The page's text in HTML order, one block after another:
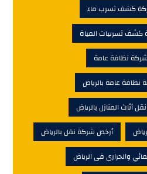
كشف تسرب ماء
تسريبات المياة
نظافة عامة
عامة بالرياض
أثاث المنازل بالرياض
أرخص شركة نقل بالرياض
والحرارى فى الرياض